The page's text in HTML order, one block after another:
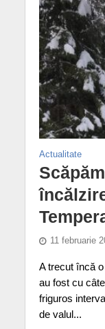
Actualitate
11 februarie
A trecut încă
au fost cu
friguros
de valul...